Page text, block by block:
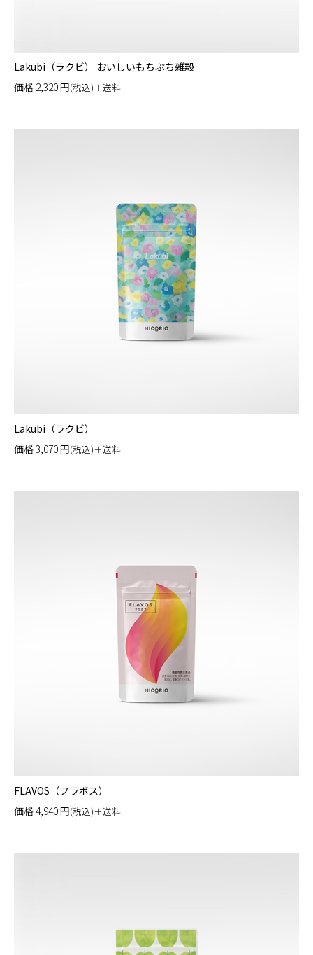
Lakubi（ラクビ） おいしいもちぷち雑穀
価格 2,320円(税込)＋送料
Lakubi（ラクビ）
価格3,070円(税込)＋送料
FLAVOS（フラボス）
価格4,940円(税込)＋送料